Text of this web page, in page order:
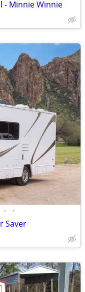
- Minnie Winnie
• •
Saver